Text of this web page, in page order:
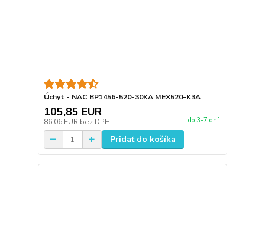
Úchyt - NAC BP1456-520-30KA MEX520-K3A
105,85 EUR
86,06 EUR bez DPH do 3-7 dní
Pridať do košíka